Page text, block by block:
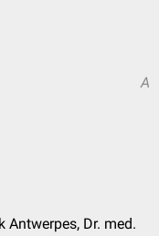
A
Antwerpes, Dr. med.